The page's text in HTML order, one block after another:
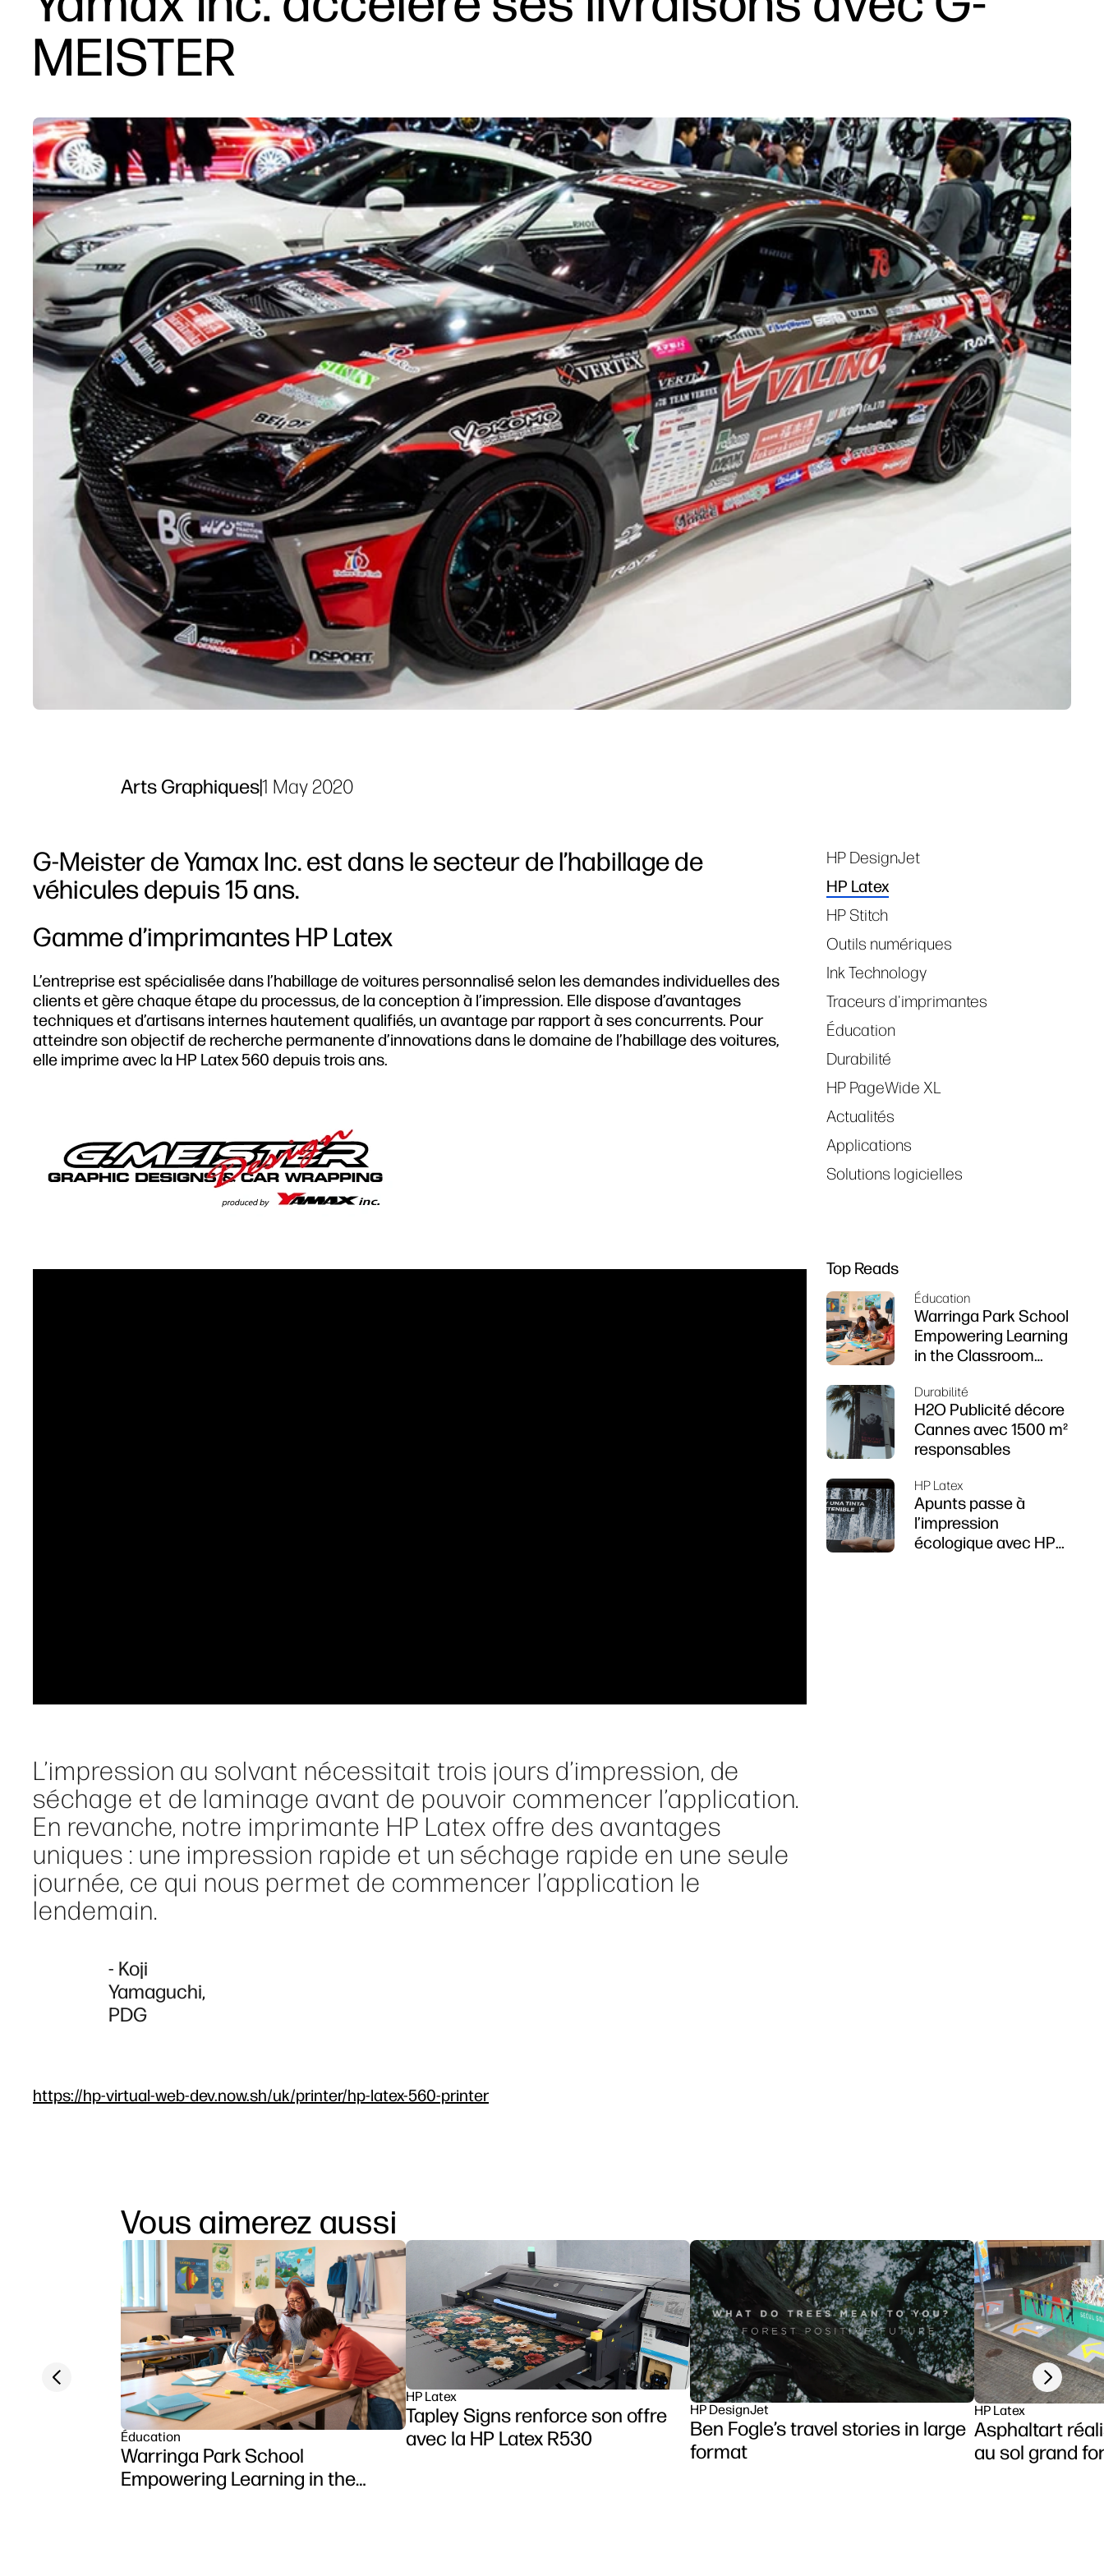
MEISTER
Arts Graphiques|1 May 2020
G-Meister de Yamax Inc. est dans le secteur de l’habillage de
véhicules depuis 15 ans.
Gamme d’imprimantes HP Latex
L’entreprise est spécialisée dans l’habillage de voitures personnalisé selon les demandes individuelles des
clients et gère chaque étape du processus, de la conception à l’impression. Elle dispose d’avantages
techniques et d’artisans internes hautement qualifiés, un avantage par rapport à ses concurrents. Pour
atteindre son objectif de recherche permanente d’innovations dans le domaine de l’habillage des voitures,
elle imprime avec la HP Latex 560 depuis trois ans.
L’impression au solvant nécessitait trois jours d’impression, de
séchage et de laminage avant de pouvoir commencer l’application.
En revanche, notre imprimante HP Latex offre des avantages
uniques : une impression rapide et un séchage rapide en une seule
journée, ce qui nous permet de commencer l’application le
lendemain.
- Koji
Yamaguchi,
PDG
https://hp-virtual-web-dev.now.sh/uk/printer/hp-latex-560-printer
Tags
HP DesignJet
HP Latex
HP Stitch
Outils numériques
Ink Technology
Traceurs d'imprimantes
Éducation
Durabilité
HP PageWide XL
Actualités
Applications
Solutions logicielles
Top Reads
Éducation
Warringa Park School
Empowering Learning
in the Classroom
Z6 series printer
Durabilité
H2O Publicité décore
Cannes avec 1500 m²
responsables
HP Latex
Apunts passe à
l’impression
écologique avec HP
Vous aimerez aussi
Éducation
Warringa Park School
Empowering Learning in the
HP Latex
Tapley Signs renforce son offre
avec la HP Latex R530
HP DesignJet
Ben Fogle’s travel stories in large
format
HP Latex
Asphaltart
au sol grand
Previous slide Next slide